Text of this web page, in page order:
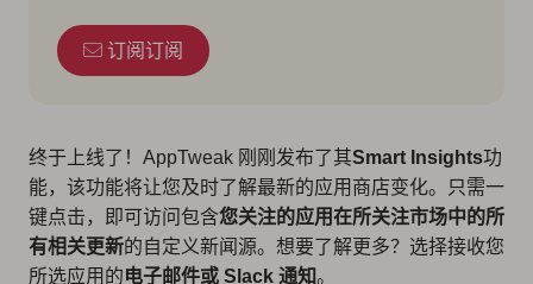
订阅订阅
终于上线了！AppTweak 刚刚发布了其Smart Insights功
能，该功能将让您及时了解最新的应用商店变化。只需一
键点击，即可访问包含您关注的应用在所关注市场中的所
有相关更新的自定义新闻源。想要了解更多？选择接收您
所选应用的电子邮件或 Slack 通知。